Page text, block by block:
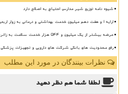
شیوه نامه توزیع شیر مدارس احتیاج به اصلاح دارد
ارایه ۱ و هفت دهم میلیون خدمت بهداشتی و درمانی به زوار اربعین
عرضه بیشتر از یک میلیون و ۵۴۴ هزار خدمت سلامت به زائرین اربعین
رفع محدودیت های بانکی شرکت های دارویی و تجهیزات پزشکی
نظرات بینندگان در مورد این مطلب
لطفا شما همنظر دهید